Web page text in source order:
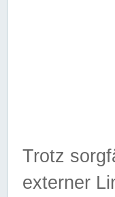
Trotz
externer